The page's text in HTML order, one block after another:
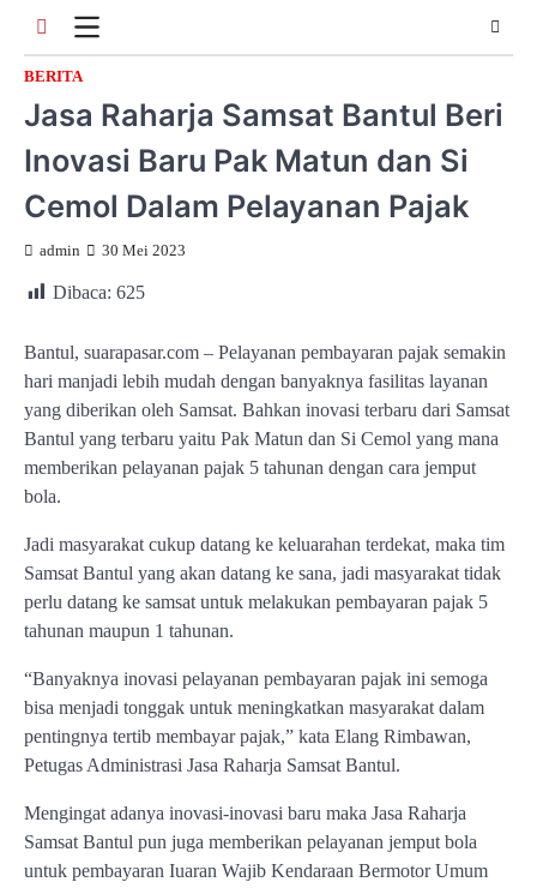
contentBERITA
Jasa Raharja Samsat Bantul Beri
Inovasi Baru Pak Matun dan Si
Cemol Dalam Pelayanan Pajak
admin 30 Mei 2023
Dibaca: 625
Bantul, suarapasar.com – Pelayanan pembayaran pajak semakin
hari manjadi lebih mudah dengan banyaknya fasilitas layanan
yang diberikan oleh Samsat. Bahkan inovasi terbaru dari Samsat
Bantul yang terbaru yaitu Pak Matun dan Si Cemol yang mana
memberikan pelayanan pajak 5 tahunan dengan cara jemput
bola.
Jadi masyarakat cukup datang ke keluarahan terdekat, maka tim
Samsat Bantul yang akan datang ke sana, jadi masyarakat tidak
perlu datang ke samsat untuk melakukan pembayaran pajak 5
tahunan maupun 1 tahunan.
“Banyaknya inovasi pelayanan pembayaran pajak ini semoga
bisa menjadi tonggak untuk meningkatkan masyarakat dalam
pentingnya tertib membayar pajak,” kata Elang Rimbawan,
Petugas Administrasi Jasa Raharja Samsat Bantul.
Mengingat adanya inovasi-inovasi baru maka Jasa Raharja
Samsat Bantul pun juga memberikan pelayanan jemput bola
untuk pembayaran Iuaran Wajib Kendaraan Bermotor Umum